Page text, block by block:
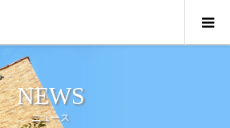
NEWS
ニュース